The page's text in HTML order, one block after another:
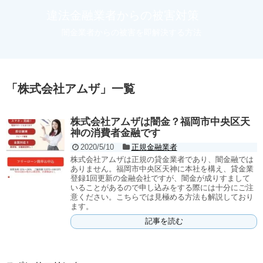
「 株式会社アムザ」 一覧
株式会社アムザは闇金？福岡市中央区天
神の消費者金融です
2020/5/10
正規金融業者
株式会社アムザは正規の貸金業者であり、闇金融では
ありません。福岡市中央区天神に本社を構え、貸金業
登録1回更新の金融会社ですが、闇金が成りすまして
いることがあるので申し込みをする際には十分にご注
意ください。こちらでは見極める方法も解説しており
ます。
記事を読む